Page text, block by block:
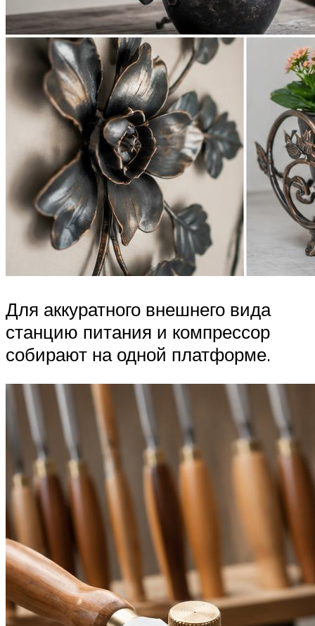
Для аккуратного внешнего вида
станцию питания и компрессор
собирают на одной платформе.